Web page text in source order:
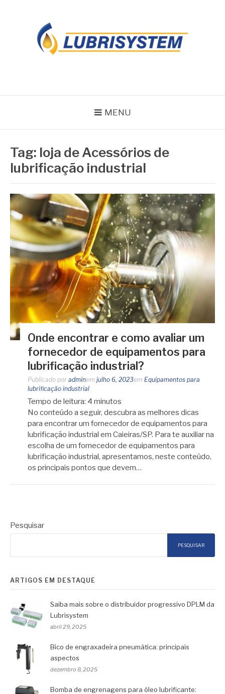
MENU
Tag: loja de Acessórios de
lubrificação industrial
Onde encontrar e como avaliar um
fornecedor de equipamentos para
lubrificação industrial?
Publicado por adminem julho 6, 2023em Equipamentos para
lubrificação industrial
Tempo de leitura: 4 minutos
No conteúdo a seguir, descubra as melhores dicas
para encontrar um fornecedor de equipamentos para
lubrificação industrial em Caieiras/SP. Para te auxiliar na
escolha de um fornecedor de equipamentos para
lubrificação industrial, apresentamos, neste conteúdo,
os principais pontos que devem…
Pesquisar
PESQUISAR
ARTIGOS EM DESTAQUE
Saiba mais sobre o distribuidor progressivo DPLM da
Lubrisystem
abril 29, 2025
Bico de engraxadeira pneumática: principais
aspectos
dezembro 8, 2025
Bomba de engrenagens para óleo lubrificante: